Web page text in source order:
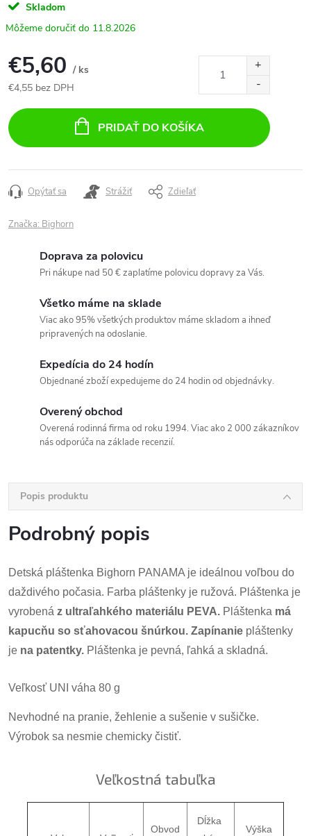
Skladom
11.8.2026
€5,60 / ks
€4,55 bez DPH
cena:
PRIDAŤ DO KOŠÍKA
Opýtať sa Strážiť Zdieľať
Značka: Bighorn
Doprava za polovicu
Pri nákupe nad 50 € zaplatíme polovicu dopravy za Vás.
Všetko máme na sklade
Viac ako 95% všetkých produktov máme skladom a ihneď
pripravených na odoslanie.
Expedícia do 24 hodín
Objednané zboží expedujeme do 24 hodin od objednávky.
Overený obchod
Overená rodinná firma od roku 1994. Viac ako 2 000 zákazníkov
nás odporúča na základe recenzií.
Popis produktu
Podrobný popis
Detská pláštenka Bighorn PANAMA je ideálnou voľbou do
daždivého počasia. Farba pláštenky je ružová. Pláštenka je
vyrobená z ultraľahkého materiálu PEVA. Pláštenka má
kapucňu so sťahovacou šnúrkou. Zapínanie pláštenky
je na patentky. Pláštenka je pevná, ľahká a skladná.
Veľkosť UNI váha 80 g
Nevhodné na pranie, žehlenie a sušenie v sušičke.
Výrobok sa nesmie chemicky čistiť.
Veľkostná tabuľka
Obvod
Dĺžka
Výška